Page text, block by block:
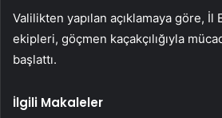
Valilikten yapılan açıklamaya göre,
ekipleri, göçmen kaçakçılığıyla
başlattı.
İlgili Makaleler